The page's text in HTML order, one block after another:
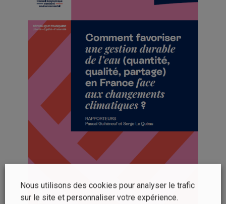
Nous utilisons des cookies pour analyser le trafic
sur le site et personnaliser votre expérience.